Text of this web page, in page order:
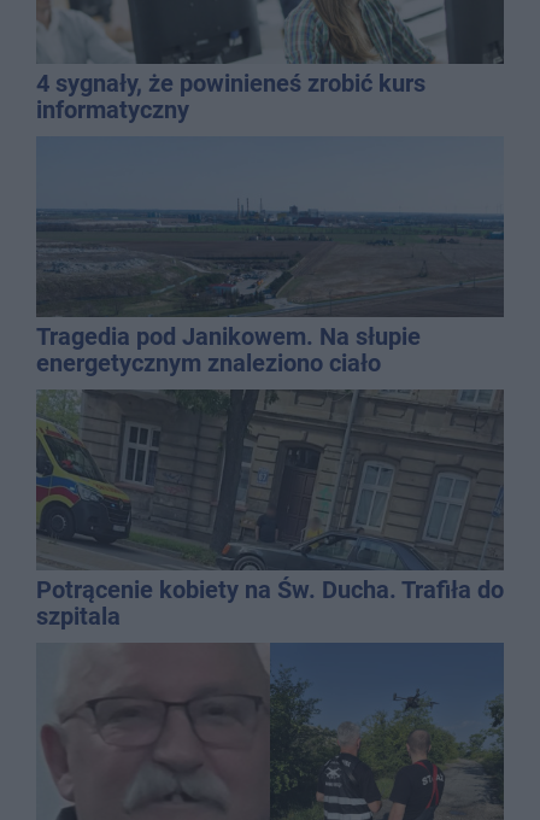
4 sygnały, że powinieneś zrobić kurs
informatyczny
Tragedia pod Janikowem. Na słupie
energetycznym znaleziono ciało
mężczyzny
Potrącenie kobiety na Św. Ducha. Trafiła do
szpitala